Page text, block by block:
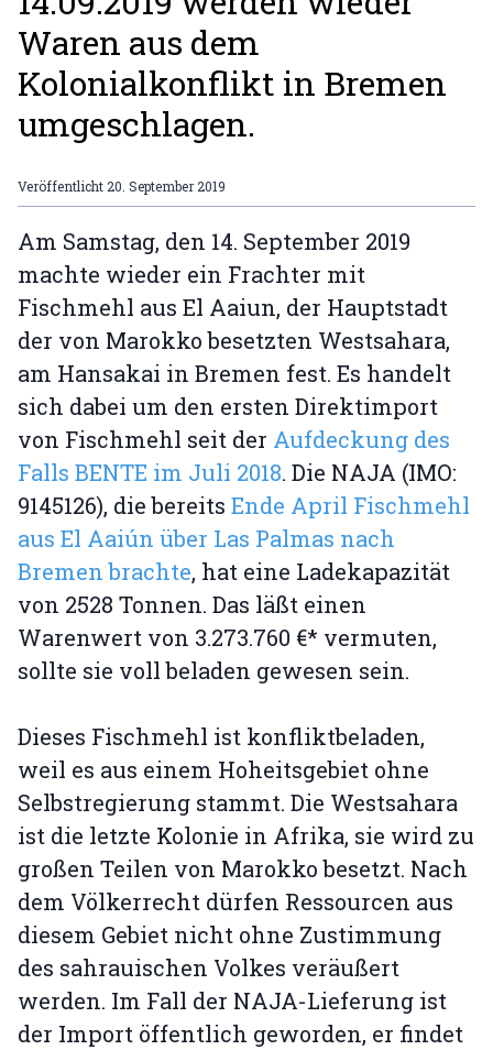
Waren aus dem
Kolonialkonflikt in Bremen
umgeschlagen.
Veröffentlicht20. September 2019
Am Samstag, den 14. September 2019
machte wieder ein Frachter mit
Fischmehl aus El Aaiun, der Hauptstadt
der von Marokko besetzten Westsahara,
am Hansakai in Bremen fest. Es handelt
sich dabei um den ersten Direktimport
von Fischmehl seit der Aufdeckung des
Falls BENTE im Juli 2018. Die NAJA (IMO:
9145126), die bereits Ende April Fischmehl
aus El Aaiún über Las Palmas nach
Bremen brachte, hat eine Ladekapazität
von 2528 Tonnen. Das läßt einen
Warenwert von 3.273.760 €* vermuten,
sollte sie voll beladen gewesen sein.
Dieses Fischmehl ist konfliktbeladen,
weil es aus einem Hoheitsgebiet ohne
Selbstregierung stammt. Die Westsahara
ist die letzte Kolonie in Afrika, sie wird zu
großen Teilen von Marokko besetzt. Nach
dem Völkerrecht dürfen Ressourcen aus
diesem Gebiet nicht ohne Zustimmung
des sahrauischen Volkes veräußert
werden. Im Fall der NAJA-Lieferung ist
der Import öffentlich geworden, er findet